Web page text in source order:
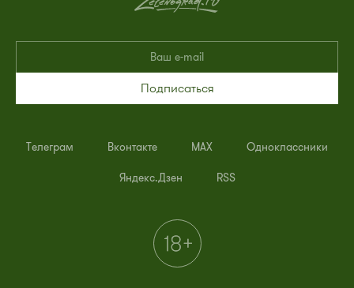
Подписаться
Телеграм Вконтакте MAX Одноклассники
Яндекс.Дзен RSS